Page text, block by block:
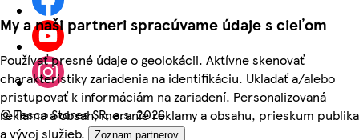
My a naši partneri spracúvame údaje s cieľom
Používať presné údaje o geolokácii. Aktívne skenovať
charakteristiky zariadenia na identifikáciu. Ukladať a/alebo
pristupovať k informáciám na zariadení. Personalizovaná
reklama a obsah, meranie reklamy a obsahu, prieskum publika
a vývoj služieb.
Zoznam partnerov
©Tesco Stores SR, a.s. 2026